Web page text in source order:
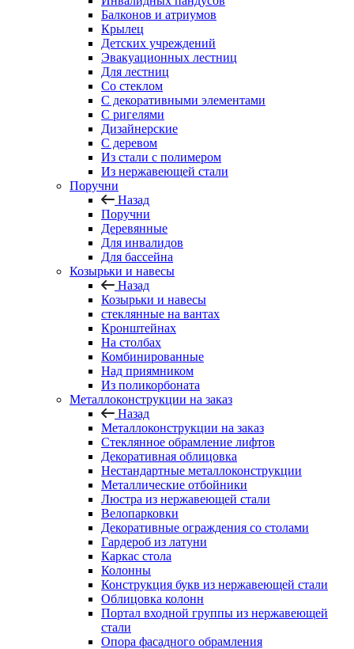
Балконов и атриумов
Крылец
Детских учреждений
Эвакуационных лестниц
Для лестниц
Со стеклом
С декоративными элементами
С ригелями
Дизайнерские
С деревом
Из стали с полимером
Из нержавеющей стали
Поручни
Назад
Поручни
Деревянные
Для инвалидов
Для бассейна
Козырьки и навесы
Назад
Козырьки и навесы
стеклянные на вантах
Кронштейнах
На столбах
Комбинированные
Над приямником
Из поликорбоната
Металлоконструкции на заказ
Назад
Металлоконструкции на заказ
Стеклянное обрамление лифтов
Декоративная облицовка
Нестандартные металлоконструкции
Металлические отбойники
Люстра из нержавеющей стали
Велопарковки
Декоративные ограждения со столами
Гардероб из латуни
Каркас стола
Колонны
Конструкция букв из нержавеющей стали
Облицовка колонн
Портал входной группы из нержавеющей
стали
Опора фасадного обрамления